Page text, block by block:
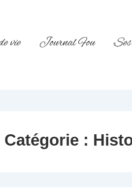
vie Journal Fou
Catégorie :